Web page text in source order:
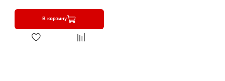
В корзину